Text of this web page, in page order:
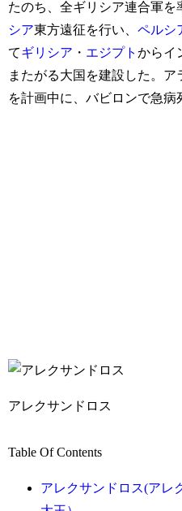
たのち、全ギリシア連合軍を
シア東方遠征を行い、ペルシ
てギリシア ・ エジプトからイ
またがる大国を建設した。ア
を計画中に、バビロンで急病
アレクサンドロス
Table Of Contents
アレクサンドロス(アレ